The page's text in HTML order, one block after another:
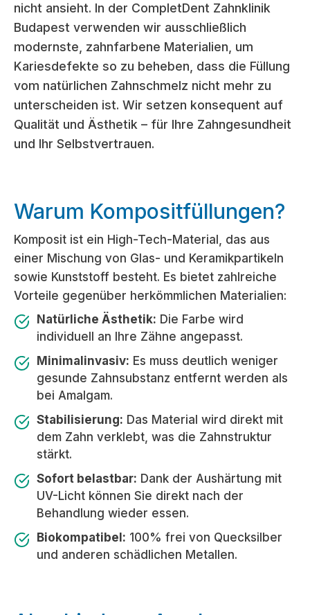
nicht ansieht. In der CompletDent Zahnklinik
Budapest verwenden wir ausschließlich
modernste, zahnfarbene Materialien, um
Kariesdefekte so zu beheben, dass die Füllung
vom natürlichen Zahnschmelz nicht mehr zu
unterscheiden ist. Wir setzen konsequent auf
Qualität und Ästhetik – für Ihre Zahngesundheit
und Ihr Selbstvertrauen.
Warum Kompositfüllungen?
Komposit ist ein High-Tech-Material, das aus
einer Mischung von Glas- und Keramikpartikeln
sowie Kunststoff besteht. Es bietet zahlreiche
Vorteile gegenüber herkömmlichen Materialien:
Natürliche Ästhetik: Die Farbe wird
individuell an Ihre Zähne angepasst.
Minimalinvasiv: Es muss deutlich weniger
gesunde Zahnsubstanz entfernt werden als
bei Amalgam.
Stabilisierung: Das Material wird direkt mit
dem Zahn verklebt, was die Zahnstruktur
stärkt.
Sofort belastbar: Dank der Aushärtung mit
UV-Licht können Sie direkt nach der
Behandlung wieder essen.
Biokompatibel: 100% frei von Quecksilber
und anderen schädlichen Metallen.